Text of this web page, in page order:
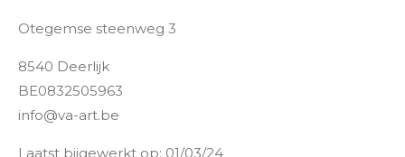
Otegemse steenweg 3
8540 Deerlijk
BE0832505963
info@va-art.be
Laatst bijgewerkt op: 01/03/24